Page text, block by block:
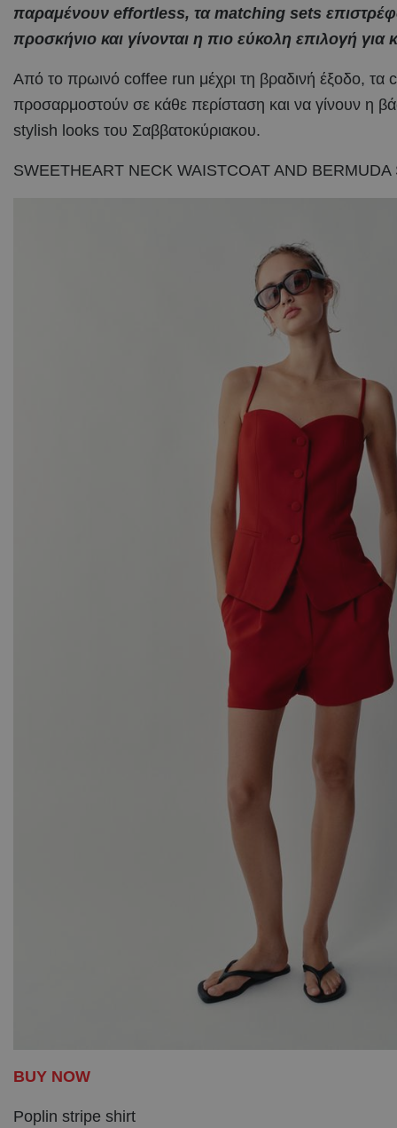
παραμένουν effortless, τα matching sets
προσκήνιο και γίνονται η πιο εύκολη επιλογή
Από το πρωινό coffee run μέχρι τη βραδινή έξοδο,
προσαρμοστούν σε κάθε περίσταση και να γίνουν η
stylish looks του Σαββατοκύριακου.
SWEETHEART NECK WAISTCOAT AND
BUY NOW
Poplin stripe shirt